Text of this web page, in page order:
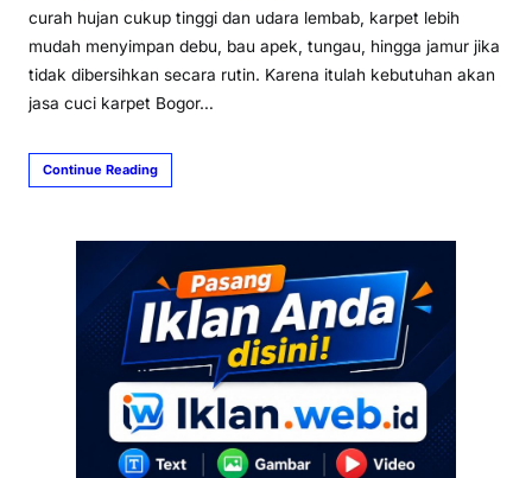
curah hujan cukup tinggi dan udara lembab, karpet lebih
mudah menyimpan debu, bau apek, tungau, hingga jamur jika
tidak dibersihkan secara rutin. Karena itulah kebutuhan akan
jasa cuci karpet Bogor…
Continue Reading